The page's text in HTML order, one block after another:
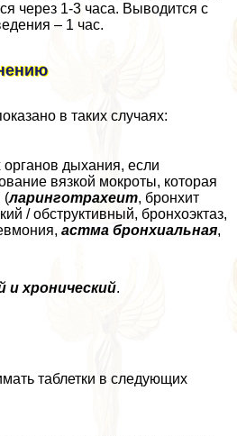
через 1-3 часа. Выводится с
– 1 час.
в таких случаях:
дыхания, если
вязкой мокроты, которая
(ларинготрахеит, бронхит
/ обструктивный, бронхоэктаз,
астма бронхиальная,
хронический.
таблетки в следующих